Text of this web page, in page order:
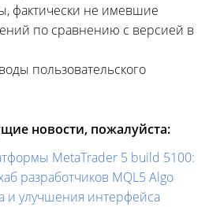
фактически не имевшие
по сравнению с версией в
пользовательского
новости, пожалуйста:
MetaTrader 5 build 5100:
разработчиков MQL5 Algo
и улучшения интерфейса